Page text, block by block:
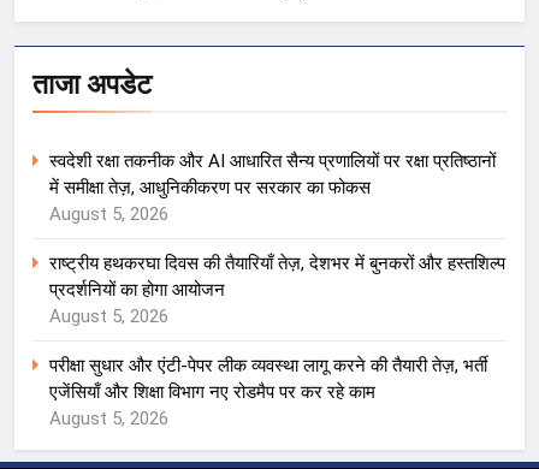
ताजा अपडेट
स्वदेशी रक्षा तकनीक और AI आधारित सैन्य प्रणालियों पर रक्षा प्रतिष्ठानों
में समीक्षा तेज़, आधुनिकीकरण पर सरकार का फोकस
August 5, 2026
राष्ट्रीय हथकरघा दिवस की तैयारियाँ तेज़, देशभर में बुनकरों और हस्तशिल्प
प्रदर्शनियों का होगा आयोजन
August 5, 2026
परीक्षा सुधार और एंटी-पेपर लीक व्यवस्था लागू करने की तैयारी तेज़, भर्ती
एजेंसियाँ और शिक्षा विभाग नए रोडमैप पर कर रहे काम
August 5, 2026